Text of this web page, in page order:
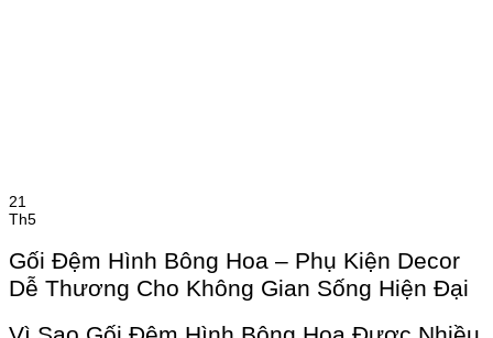
21
Th5
Gối Đệm Hình Bông Hoa – Phụ Kiện Decor
Dễ Thương Cho Không Gian Sống Hiện Đại